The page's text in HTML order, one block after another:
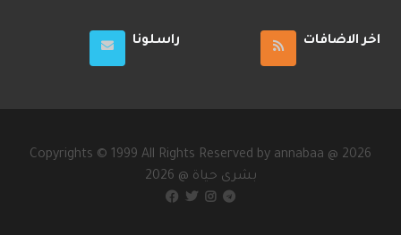
اخر الاضافات راسلونا
Copyrights © 1999 All Rights Reserved by annabaa @ 2026
2026 @ بشرى حياة